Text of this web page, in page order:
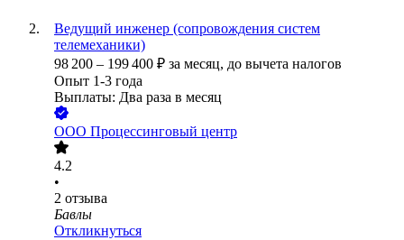
Ведущий инженер (сопровождения систем
телемеханики)
98 200 – 199 400 ₽ за месяц, до вычета налогов
Опыт 1-3 года
Выплаты: Два раза в месяц
ООО Процессинговый центр
4.2
•
2 отзыва
Бавлы
Откликнуться